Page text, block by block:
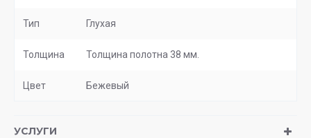
Тип Глухая
Толщина Толщина полотна 38 мм.
Цвет Бежевый
УСЛУГИ